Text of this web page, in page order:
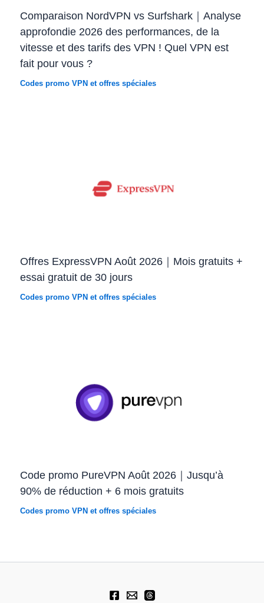
Comparaison NordVPN vs Surfshark｜Analyse
approfondie 2026 des performances, de la
vitesse et des tarifs des VPN ! Quel VPN est
fait pour vous ?
Codes promo VPN et offres spéciales
Offres ExpressVPN Août 2026｜Mois gratuits +
essai gratuit de 30 jours
Codes promo VPN et offres spéciales
Code promo PureVPN Août 2026｜Jusqu’à
90% de réduction + 6 mois gratuits
Codes promo VPN et offres spéciales